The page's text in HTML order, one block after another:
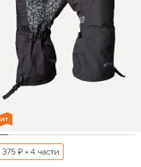
375 ₽ × 4 части